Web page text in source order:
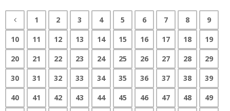
1 2 3 4 5 6 7 8
9
10
11 12 13 14 15 16 17 18
19
20
21 22 23 24 25 26 27 28
29
30
31 32 33 34 35 36 37 38
39
40
41 42 43 44 45 46 47 48
49